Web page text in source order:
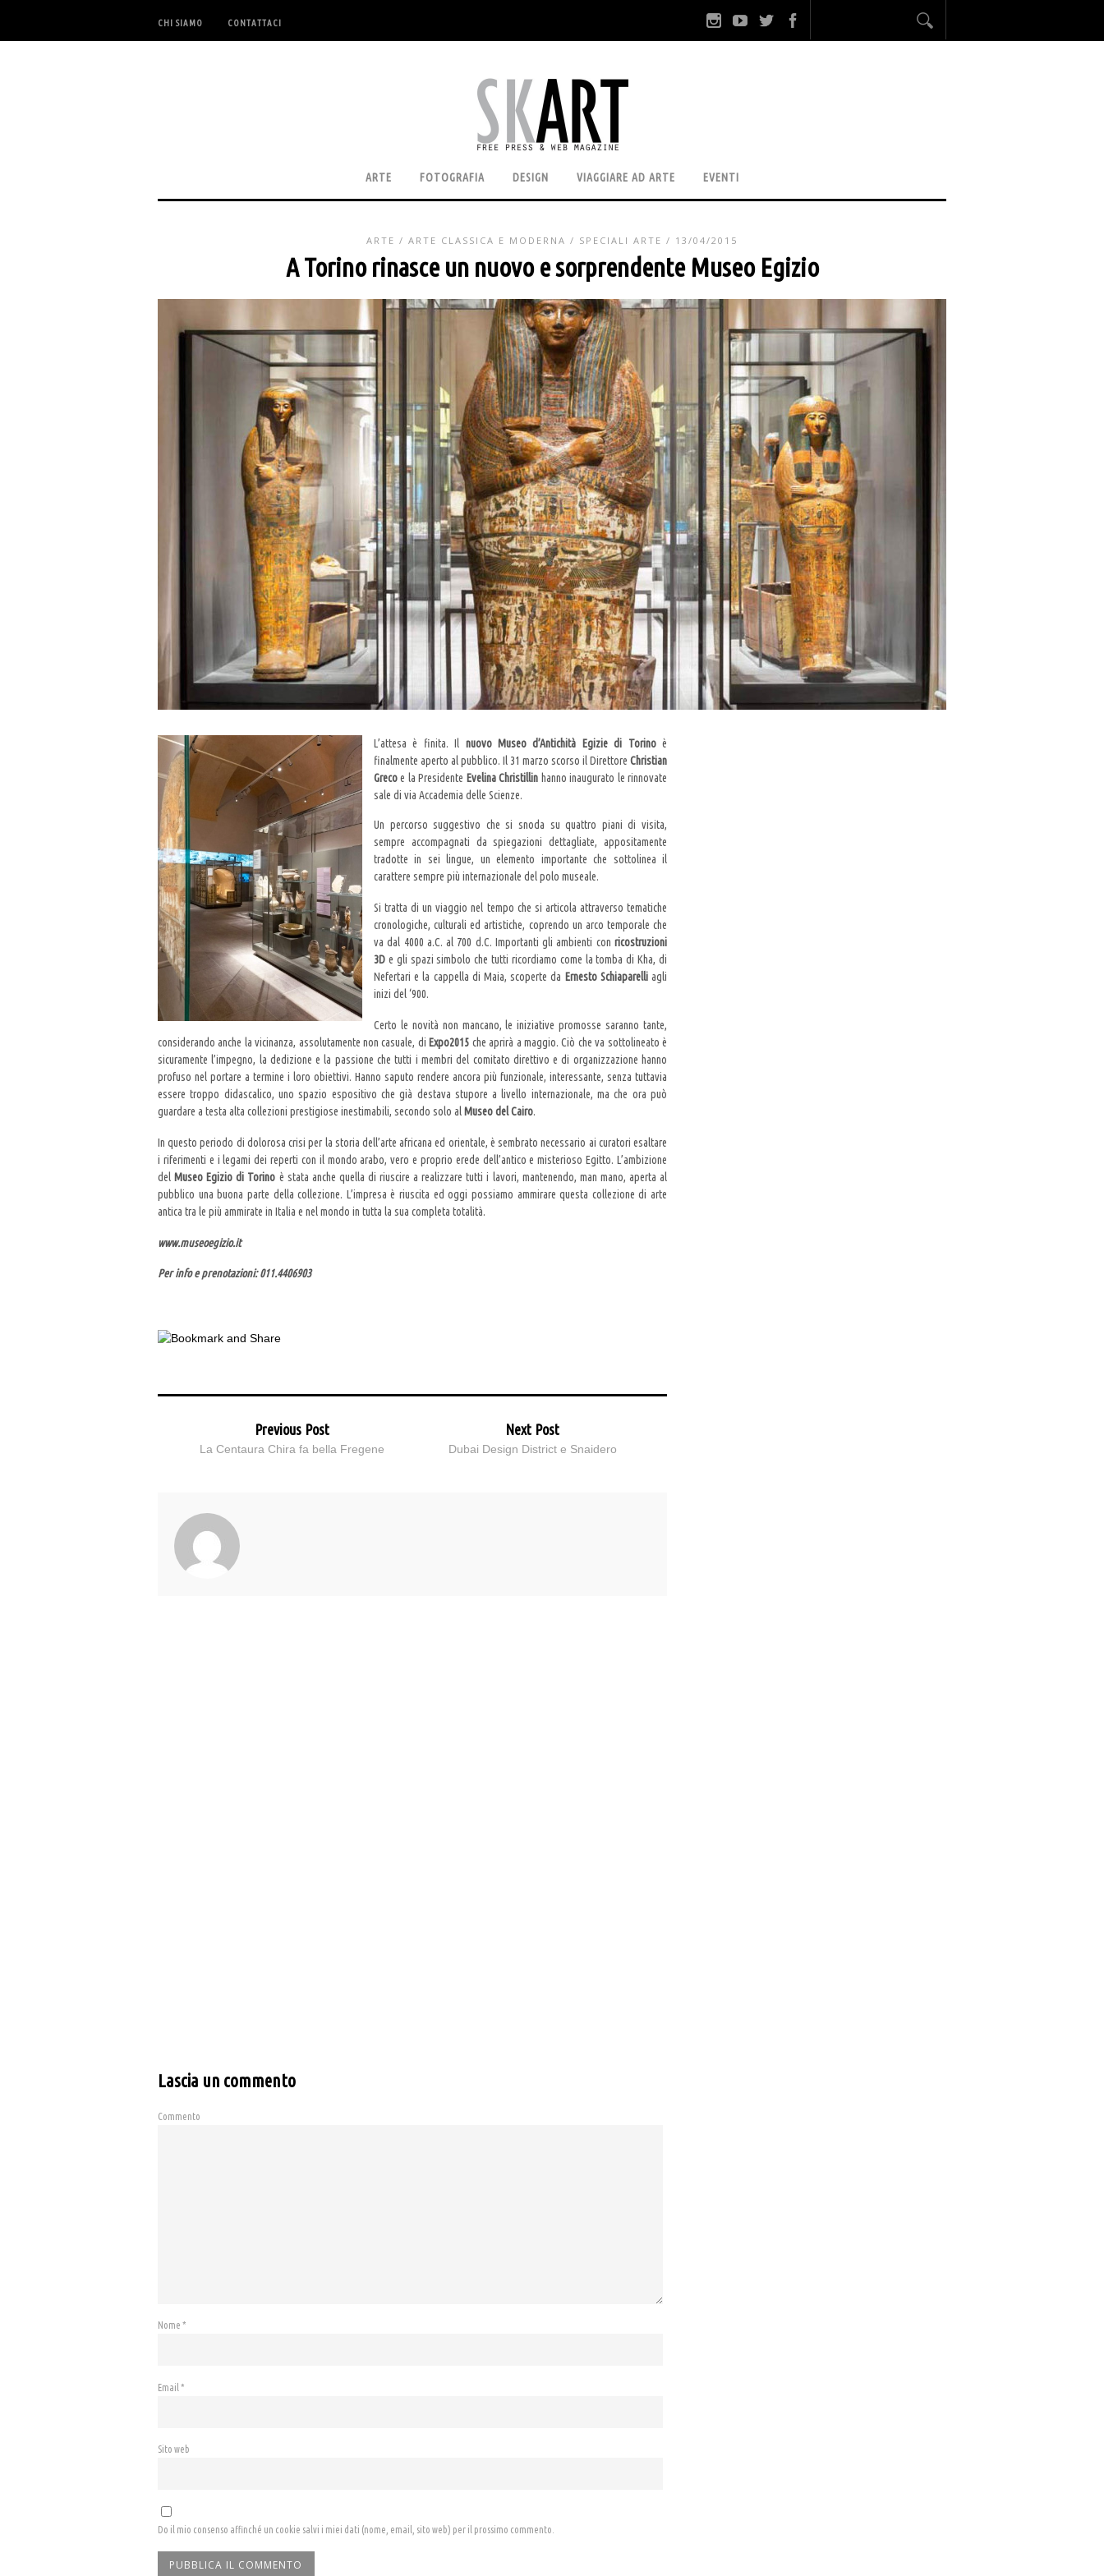
CHI SIAMO CONTATTACI
ARTE FOTOGRAFIA DESIGN VIAGGIARE AD ARTE EVENTI
ARTE / ARTE CLASSICA E MODERNA / SPECIALI ARTE / 13/04/2015
A Torino rinasce un nuovo e sorprendente Museo Egizio
L’attesa è finita. Il nuovo Museo d’Antichità Egizie di Torinoè
finalmente aperto al pubblico. Il 31 marzo scorso il Direttore Christian
Grecoe la Presidente Evelina Christillin hanno inaugurato le rinnovate
sale di via Accademia delle Scienze.
Un percorso suggestivo che si snoda su quattro piani di visita,
sempre accompagnati da spiegazioni dettagliate, appositamente
tradotte in sei lingue, un elemento importante che sottolinea il
carattere sempre più internazionale del polo museale.
Si tratta di un viaggio nel tempo che si articola attraverso tematiche
cronologiche, culturali ed artistiche, coprendo un arco temporale che
va dal 4000 a.C. al 700 d.C. Importanti gli ambienti con ricostruzioni
3D e gli spazi simbolo che tutti ricordiamo come la tomba di Kha, di
Nefertari e la cappella di Maia, scoperte da Ernesto Schiaparelliagli
inizi del ‘900.
Certo le novità non mancano, le iniziative promosse saranno tante,
considerando anche la vicinanza, assolutamente non casuale, di Expo2015 che aprirà a maggio. Ciò che va sottolineato è
sicuramente l’impegno, la dedizione e la passione che tutti i membri del comitato direttivo e di organizzazione hanno
profuso nel portare a termine i loro obiettivi. Hanno saputo rendere ancora più funzionale, interessante, senza tuttavia
essere troppo didascalico, uno spazio espositivo che già destava stupore a livello internazionale, ma che ora può
guardare a testa alta collezioni prestigiose inestimabili, secondo solo alMuseo del Cairo.
In questo periodo di dolorosa crisi per la storia dell’arte africana ed orientale, è sembrato necessario ai curatori esaltare
i riferimenti e i legami dei reperti con il mondo arabo, vero e proprio erede dell’antico e misterioso Egitto. L’ambizione
delMuseo Egizio di Torino è stata anche quella di riuscire a realizzare tutti i lavori, mantenendo, man mano, aperta al
pubblico una buona parte della collezione. L’impresa è riuscita ed oggi possiamo ammirare questa collezione di arte
antica tra le più ammirate in Italia e nel mondo in tutta la sua completa totalità.
www.museoegizio.it
Per info e prenotazioni: 011.4406903
Previous Post
La Centaura Chira fa bella Fregene
Next Post
Dubai Design District e Snaidero
Lascia un commento
Commento
Nome *
Email *
Sito web
Do il mio consenso affinché un cookie salvi i miei dati (nome, email, sito web) per il prossimo commento.